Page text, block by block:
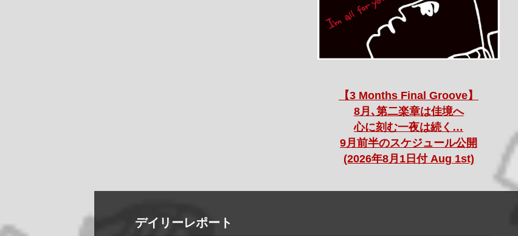
【3 Months Final Groove】
8月､第二楽章は佳境へ
心に刻む一夜は続く…
9月前半のスケジュール公開
(2026年8月1日付 Aug 1st)
デイリーレポート